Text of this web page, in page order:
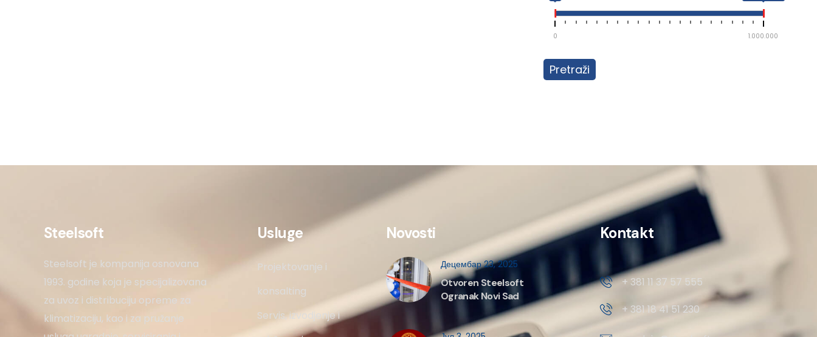
0 1.000.000
Pretraži
Steelsoft
Steelsoft je kompanija osnovana
1993. godine koja je specijalizovana
za uvoz i distribuciju opreme za
klimatizaciju, kao i za pružanje
Usluge
Projektovanje i
konsalting
Servis, izvodjenje i
Novosti
Децембар 23, 2025
Otvoren Steelsoft
Ogranak Novi Sad
Kontakt
+ 381 11 37 57 555
+ 381 18 41 51 230